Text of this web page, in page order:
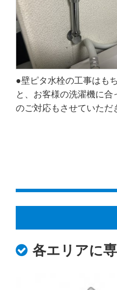
●壁ピタ水栓の工事はも
と、お客様の洗濯機に合
のご対応もさせていただ
各エリアに